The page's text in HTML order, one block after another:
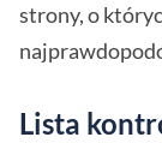
strony, o
Lista